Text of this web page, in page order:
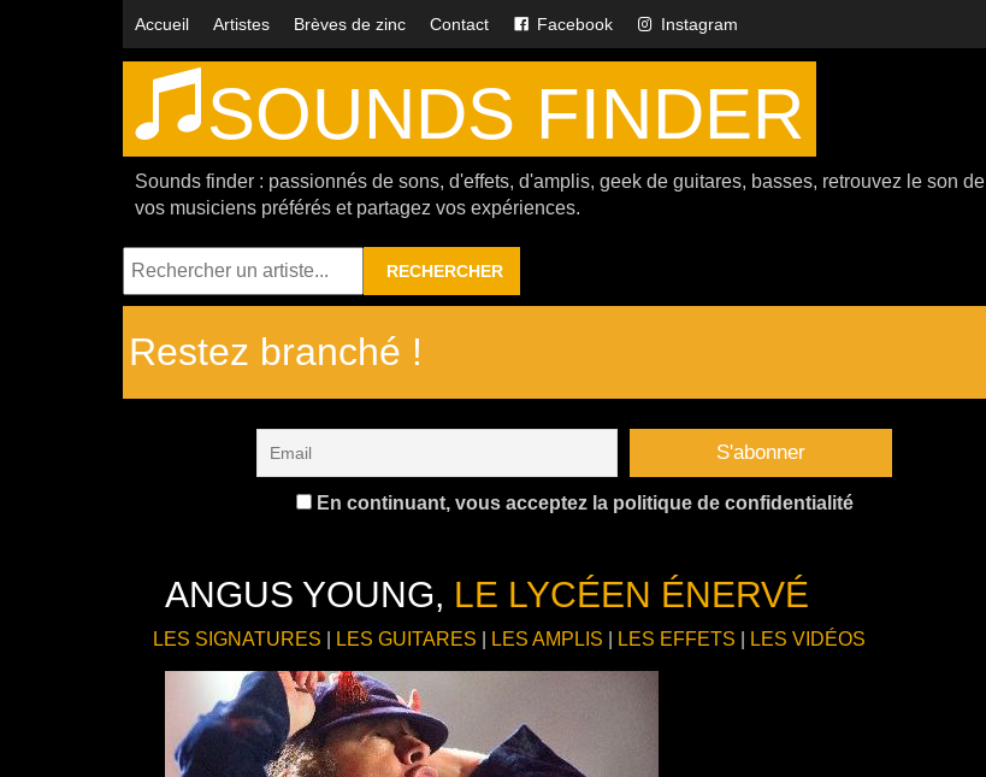
Accueil Artistes Brèves de zinc Contact Facebook Instagram
SOUNDS FINDER
Sounds finder : passionnés de sons, d'effets, d'amplis, geek de guitares, basses, retrouvez le son de
vos musiciens préférés et partagez vos expériences.
RECHERCHER
Restez branché !
En continuant, vous acceptez la politique de confidentialité
ANGUS YOUNG, LE LYCÉEN ÉNERVÉ
LES SIGNATURES LES GUITARES LES AMPLIS LES EFFETS LES VIDÉOS